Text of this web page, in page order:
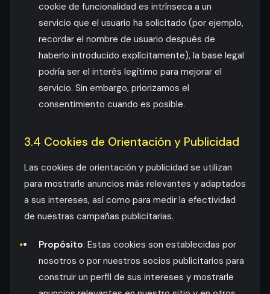
cookie de funcionalidad es intrínseca a un
servicio que el usuario ha solicitado (por ejemplo,
recordar el nombre de usuario después de
haberlo introducido explícitamente), la base legal
podría ser el interés legítimo para mejorar el
servicio. Sin embargo, priorizamos el
consentimiento cuando es posible.
3.4 Cookies de Orientación y Publicidad
Las cookies de orientación y publicidad se utilizan
para mostrarle anuncios más relevantes y adaptados
a sus intereses, así como para medir la efectividad
de nuestras campañas publicitarias.
Propósito: Estas cookies son establecidas por
nosotros o por nuestros socios publicitarios para
construir un perfil de sus intereses y mostrarle